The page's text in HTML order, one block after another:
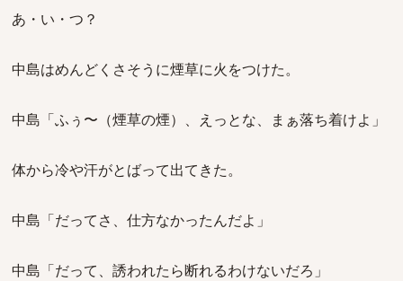
あ・い・つ？
中島はめんどくさそうに煙草に火をつけた。
中島「ふぅ〜（煙草の煙）、えっとな、まぁ落ち着けよ」
体から冷や汗がとばって出てきた。
中島「だってさ、仕方なかったんだよ」
中島「だって、誘われたら断れるわけないだろ」